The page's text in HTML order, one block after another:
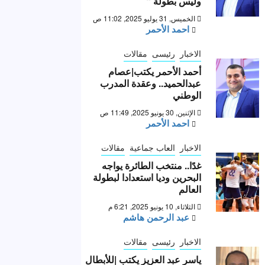
الخميس, 31 يوليو 2025, 11:02 ص
احمد الأحمر
الاخبار رئيسى مقالات
أحمد الأحمر يكتب|عصام
عبدالحميد.. وعقدة المدرب
الوطني
الإثنين, 30 يونيو 2025, 11:49 ص
احمد الأحمر
الاخبار العاب جماعية مقالات
غدًا.. منتخب الطائرة يواجه
البحرين وديا استعدادا لبطولة
العالم
الثلاثاء, 10 يونيو 2025, 6:21 م
عبد الرحمن هاشم
الاخبار رئيسى مقالات
ياسر عبد العزيز يكتب |للأبطال